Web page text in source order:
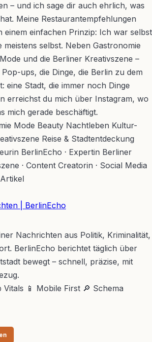
– und ich sage dir auch ehrlich, was
Meine Restaurantempfehlungen
einem einfachen Prinzip: Ich war selbst
selbst. Neben Gastronomie
und die Berliner Kreativszene –
ups, die Dinge, die Berlin zu dem
eine Stadt, die immer noch Dinge
erreichst du mich über Instagram, wo
mich gerade beschäftigt.
Mode Beauty Nachtleben Kultur-
Reise & Stadtentdeckung
BerlinEcho · Expertin Berliner
· Content Creatorin · Social Media
Nachrichten aus Politik, Kriminalität,
BerlinEcho berichtet täglich über
bewegt – schnell, präzise, mit
Vitals 📱 Mobile First 🔎 Schema